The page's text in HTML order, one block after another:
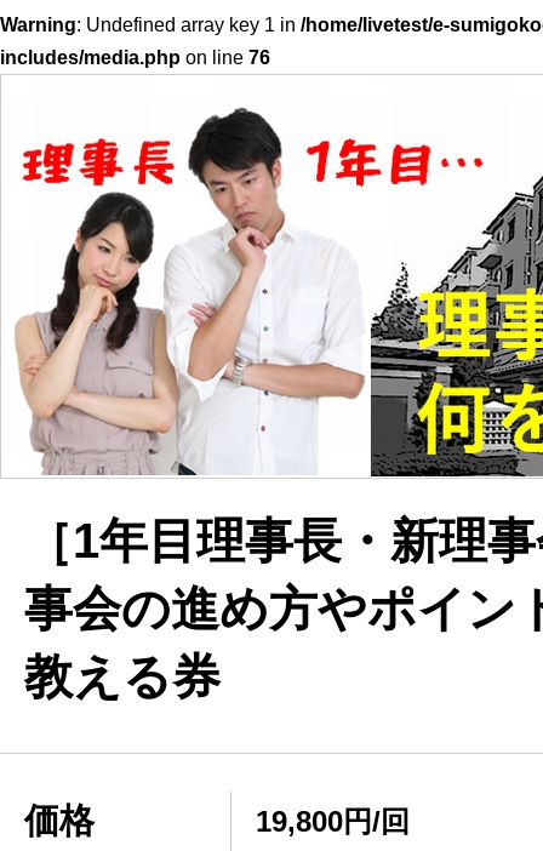
Warning: Undefined array key 1 in /home/livetest/e-
includes/media.php on line 76
［1年目理事長・新理
事会の進め方やポイン
教える券
価格 19,800円/回